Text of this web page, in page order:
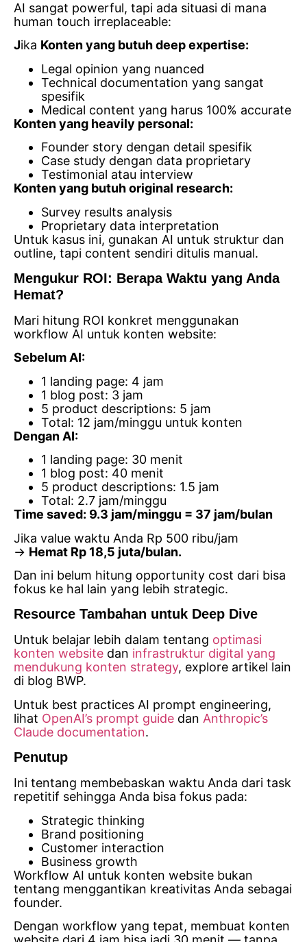
AI sangat powerful, tapi ada situasi di mana
human touch irreplaceable:
Jika Konten yang butuh deep expertise:
Legal opinion yang nuanced
Technical documentation yang sangat
spesifik
Medical content yang harus 100% accurate
Konten yang heavily personal:
Founder story dengan detail spesifik
Case study dengan data proprietary
Testimonial atau interview
Konten yang butuh original research:
Survey results analysis
Proprietary data interpretation
Untuk kasus ini, gunakan AI untuk struktur dan
outline, tapi content sendiri ditulis manual.
Mengukur ROI: Berapa Waktu yang Anda
Hemat?
Mari hitung ROI konkret menggunakan
workflow AI untuk konten website:
Sebelum AI:
1 landing page: 4 jam
1 blog post: 3 jam
5 product descriptions: 5 jam
Total: 12 jam/minggu untuk konten
Dengan AI:
1 landing page: 30 menit
1 blog post: 40 menit
5 product descriptions: 1.5 jam
Total: 2.7 jam/minggu
Time saved: 9.3 jam/minggu = 37 jam/bulan
Jika value waktu Anda Rp 500 ribu/jam
→ Hemat Rp 18,5 juta/bulan.
Dan ini belum hitung opportunity cost dari bisa
fokus ke hal lain yang lebih strategic.
Resource Tambahan untuk Deep Dive
Untuk belajar lebih dalam tentang optimasi
konten website dan infrastruktur digital yang
mendukung konten strategy, explore artikel lain
di blog BWP.
Untuk best practices AI prompt engineering,
lihat OpenAI’s prompt guide dan Anthropic’s
Claude documentation.
Penutup
Ini tentang membebaskan waktu Anda dari task
repetitif sehingga Anda bisa fokus pada:
Strategic thinking
Brand positioning
Customer interaction
Business growth
Workflow AI untuk konten website bukan
tentang menggantikan kreativitas Anda sebagai
founder.
Dengan workflow yang tepat, membuat konten